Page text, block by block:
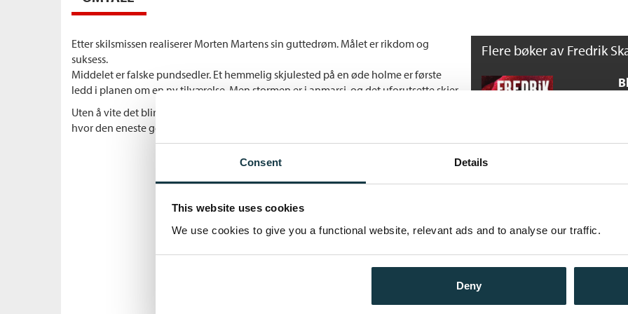
Consent Details
This website uses cookies
We use cookies to give you a functional website, relevant ads and to analyse our traffic.
Deny
Etter skilsmissen realiserer Morten Martens sin guttedrøm. Målet er rikdom og
suksess.
Middelet er falske pundsedler. Et hemmelig skjulested på en øde holme er første
ledd i planen om en ny tilværelse. Men stormen er i anmarsj, og det uforutsette skjer.
Uten å vite det blir Mortens Martens en brikke i stormaktspillet - et uhyggelig lotteri
hvor den eneste gevinsten er ragnarok.
Flere bøker av Fredrik